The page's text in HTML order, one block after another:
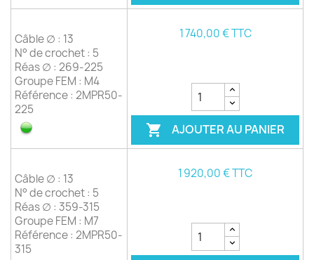
Câble ∅ : 13
N° de crochet : 5
Réas ∅ : 269-225
Groupe FEM : M4
Référence : 2MPR50-
225
1 740,00 € TTC
 AJOUTER AU PANIER
Câble ∅ : 13
N° de crochet : 5
Réas ∅ : 359-315
Groupe FEM : M7
Référence : 2MPR50-
315
1 920,00 € TTC